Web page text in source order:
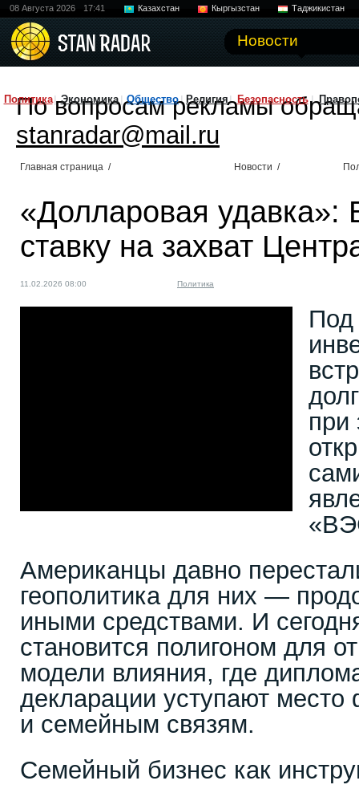
08 Августа 2026 17:41 Казахстан Кыргызстан Таджикистан
Новости
Политика Экономика Общество Религия Безопасность
По вопросам рекламы
stanradar@mail.ru
Главная страница / Новости /
«Долларовая удавка»:
ставку на захват
11.02.2026 08:00 Политика
Под
при
Американцы давно
геополитика для них —
иными средствами. И
становится полигоном для
модели влияния, где
декларации уступают
и семейным связям.
Семейный бизнес как